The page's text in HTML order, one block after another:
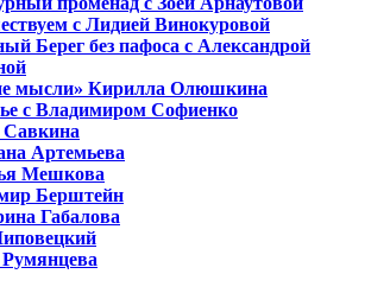
с Лидией Винокуровой
Берег без пафоса с Александрой
мысли» Кирилла Олюшкина
с Владимиром Софиенко
Артемьева
Мешкова
Берштейн
Габалова